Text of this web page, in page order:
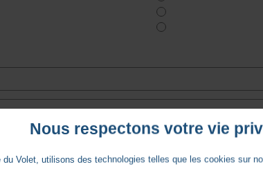
Nous respectons votre vie
du Volet, utilisons des technologies telles que les cookies sur